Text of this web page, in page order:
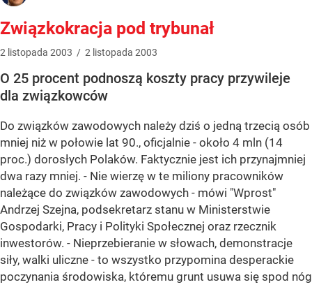
Związkokracja pod trybunał
2 listopada 2003 / 2 listopada 2003
O 25 procent podnoszą koszty pracy przywileje
dla związkowców
Do związków zawodowych należy dziś o jedną trzecią osób
mniej niż w połowie lat 90., oficjalnie - około 4 mln (14
proc.) dorosłych Polaków. Faktycznie jest ich przynajmniej
dwa razy mniej. - Nie wierzę w te miliony pracowników
należące do związków zawodowych - mówi "Wprost"
Andrzej Szejna, podsekretarz stanu w Ministerstwie
Gospodarki, Pracy i Polityki Społecznej oraz rzecznik
inwestorów. - Nieprzebieranie w słowach, demonstracje
siły, walki uliczne - to wszystko przypomina desperackie
poczynania środowiska, któremu grunt usuwa się spod nóg